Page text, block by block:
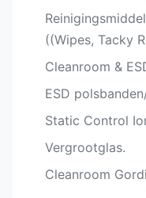
((Wipes, Tacky
Cleanroom &
ESD
Static Control
Vergrootglas.
Cleanroom